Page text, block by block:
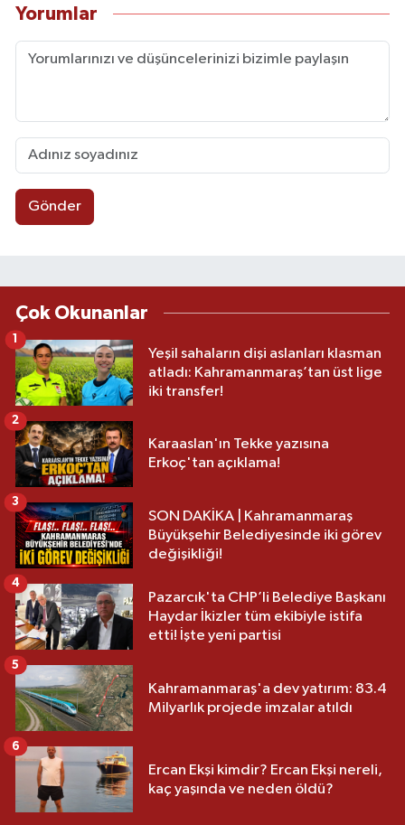
Yorumlar
Gönder
Çok Okunanlar
Yeşil sahaların dişi aslanları klasman
atladı: Kahramanmaraş’tan üst lige
iki transfer!
1
Karaaslan'ın Tekke yazısına
Erkoç'tan açıklama!
2
SON DAKİKA | Kahramanmaraş
Büyükşehir Belediyesinde iki görev
değişikliği!
3
Pazarcık'ta CHP’li Belediye Başkanı
Haydar İkizler tüm ekibiyle istifa
etti! İşte yeni partisi
4
Kahramanmaraş'a dev yatırım: 83.4
Milyarlık projede imzalar atıldı
5
Ercan Ekşi kimdir? Ercan Ekşi nereli,
kaç yaşında ve neden öldü?
6